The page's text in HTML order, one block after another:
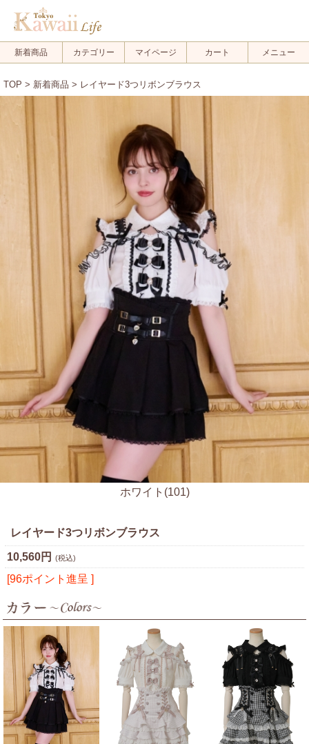
新着商品 カテゴリー マイページ カート メニュー
TOP > 新着商品 > レイヤード3つリボンブラウス
ホワイト(101)
レイヤード3つリボンブラウス
10,560円 (税込)
[96ポイント進呈 ]